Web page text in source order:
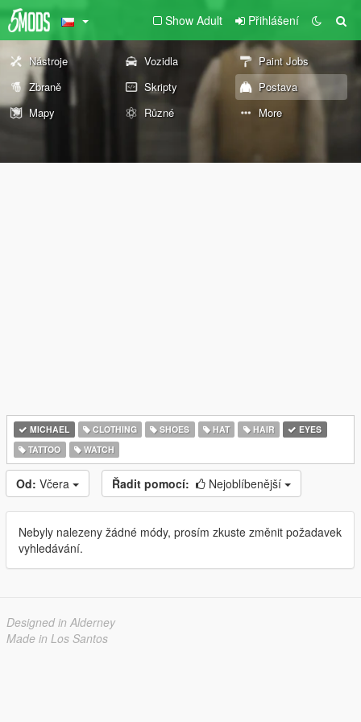
Show Adult Přihlášení
Nástroje Vozidla
Paint Jobs
Zbraně
Skripty
Postava
Mapy
Různé More
MICHAEL CLOTHING SHOES HAT HAIR
EYES
TATTOO
WATCH
Od: Včera Řadit pomocí: Nejoblíbenější
Nebyly nalezeny žádné módy, prosím zkuste změnit požadavek
vyhledávání.
Designed in Alderney
Made in Los Santos